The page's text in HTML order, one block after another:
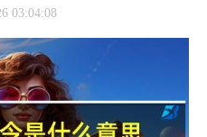
03:04:08